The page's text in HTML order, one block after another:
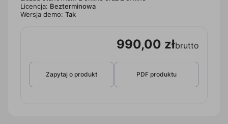
Licencja: Bezterminowa
Wersja demo: Tak
990,00 złbrutto
Zapytaj o produkt PDF produktu